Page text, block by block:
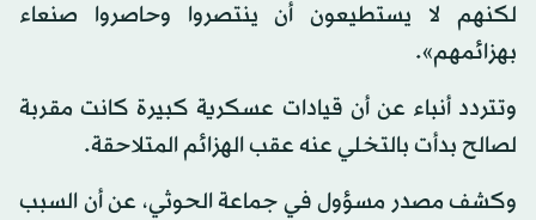
لكنهم لا يستطيعون أن ينتصروا وحاصروا صنعاء
بهزائمهم».
وتتردد أنباء عن أن قيادات عسكرية كبيرة كانت مقربة
لصالح بدأت بالتخلي عنه عقب الهزائم المتلاحقة.
وكشف مصدر مسؤول في جماعة الحوثي، عن أن السبب